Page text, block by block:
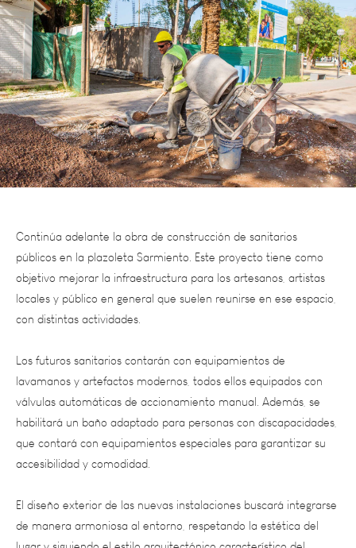
Continúa adelante la obra de construcción de sanitarios
públicos en la plazoleta Sarmiento. Este proyecto tiene como
objetivo mejorar la infraestructura para los artesanos, artistas
locales y público en general que suelen reunirse en ese espacio,
con distintas actividades.
Los futuros sanitarios contarán con equipamientos de
lavamanos y artefactos modernos, todos ellos equipados con
válvulas automáticas deaccionamiento manual. Además, se
habilitará un baño adaptado para personas con discapacidades,
que contará con equipamientos especiales para garantizar su
accesibilidad y comodidad.
El diseño exterior de las nuevas instalaciones buscará integrarse
de manera armoniosa al entorno, respetando la estética del
lugar y siguiendo el estilo arquitectónico característico del